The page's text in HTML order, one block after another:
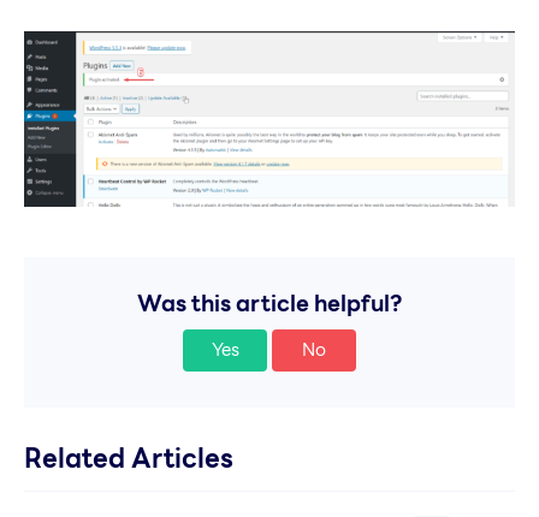
Was this article helpful?
Yes No
Related Articles